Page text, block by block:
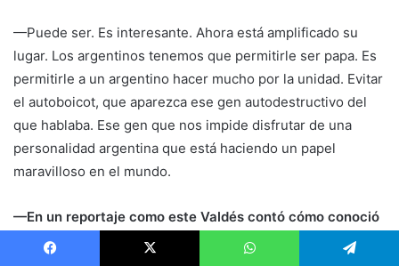
—Puede ser. Es interesante. Ahora está amplificado su
lugar. Los argentinos tenemos que permitirle ser papa. Es
permitirle a un argentino hacer mucho por la unidad. Evitar
el autoboicot, que aparezca ese gen autodestructivo del
que hablaba. Ese gen que nos impide disfrutar de una
personalidad argentina que está haciendo un papel
maravilloso en el mundo.
—En un reportaje como este Valdés contó cómo conoció
al Papa y tenía que ver con que era el barrio Mujica, la